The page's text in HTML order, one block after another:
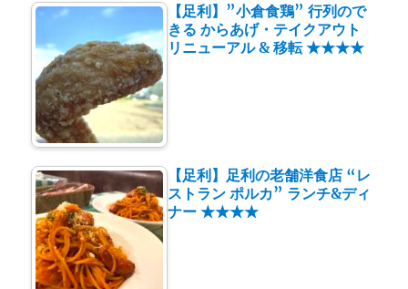
【足利】”小倉食鶏” 行列ので
きる からあげ・テイクアウト
リニューアル & 移転 ★★★★
【足利】足利の老舗洋食店 “レ
ストラン ポルカ” ランチ&ディ
ナー ★★★★